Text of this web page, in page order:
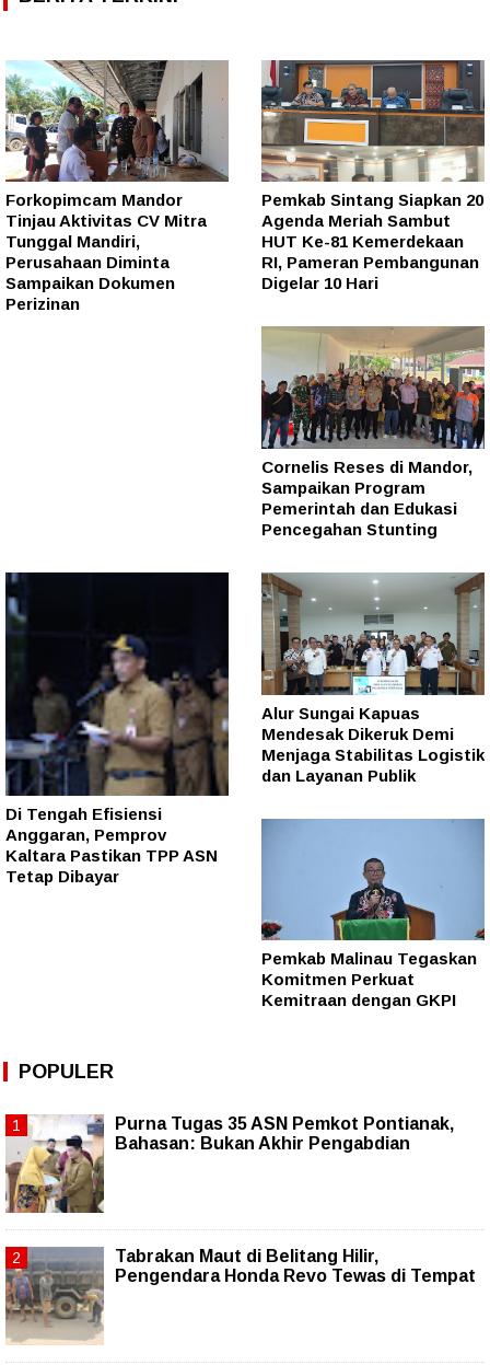
Forkopimcam Mandor
Tinjau Aktivitas CV Mitra
Tunggal Mandiri,
Perusahaan Diminta
Sampaikan Dokumen
Perizinan
Pemkab Sintang Siapkan 20
Agenda Meriah Sambut
HUT Ke-81 Kemerdekaan
RI, Pameran Pembangunan
Digelar 10 Hari
Cornelis Reses di Mandor,
Sampaikan Program
Pemerintah dan Edukasi
Pencegahan Stunting
Di Tengah Efisiensi
Anggaran, Pemprov
Kaltara Pastikan TPP ASN
Tetap Dibayar
Alur Sungai Kapuas
Mendesak Dikeruk Demi
Menjaga Stabilitas Logistik
dan Layanan Publik
Pemkab Malinau Tegaskan
Komitmen Perkuat
Kemitraan dengan GKPI
POPULER
Purna Tugas 35 ASN Pemkot Pontianak,
Bahasan: Bukan Akhir Pengabdian
Tabrakan Maut di Belitang Hilir,
Pengendara Honda Revo Tewas di Tempat